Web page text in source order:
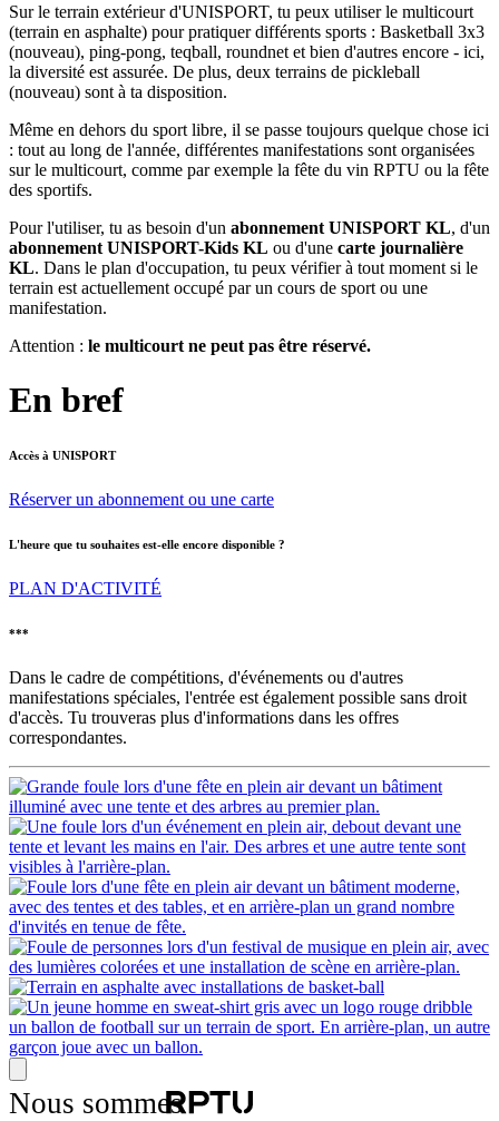
Sur le terrain extérieur d'UNISPORT, tu peux utiliser le multicourt
(terrain en asphalte) pour pratiquer différents sports : Basketball 3x3
(nouveau), ping-pong, teqball, roundnet et bien d'autres encore - ici,
la diversité est assurée. De plus, deux terrains de pickleball
(nouveau) sont à ta disposition.
Même en dehors du sport libre, il se passe toujours quelque chose ici
: tout au long de l'année, différentes manifestations sont organisées
sur le multicourt, comme par exemple la fête du vin RPTU ou la fête
des sportifs.
Pour l'utiliser, tu as besoin d'un abonnement UNISPORT KL, d'un
abonnement UNISPORT-Kids KL ou d'une carte journalière
KL. Dans le plan d'occupation, tu peux vérifier à tout moment si le
terrain est actuellement occupé par un cours de sport ou une
manifestation.
Attention : le multicourt ne peut pas être réservé.
En bref
Accès à UNISPORT
Réserver un abonnement ou une carte
L'heure que tu souhaites est-elle encore disponible ?
PLAN D'ACTIVITÉ
***
Dans le cadre de compétitions, d'événements ou d'autres
manifestations spéciales, l'entrée est également possible sans droit
d'accès. Tu trouveras plus d'informations dans les offres
correspondantes.
Nous sommes